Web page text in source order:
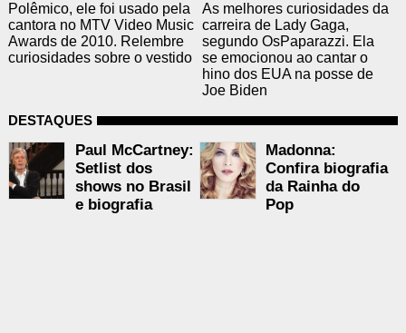
Polêmico, ele foi usado pela
cantora no MTV Video Music
Awards de 2010. Relembre
curiosidades sobre o vestido
As melhores curiosidades da
carreira de Lady Gaga,
segundo OsPaparazzi. Ela
se emocionou ao cantar o
hino dos EUA na posse de
Joe Biden
DESTAQUES
Paul McCartney:
Setlist dos
shows no Brasil
e biografia
Madonna:
Confira biografia
da Rainha do
Pop